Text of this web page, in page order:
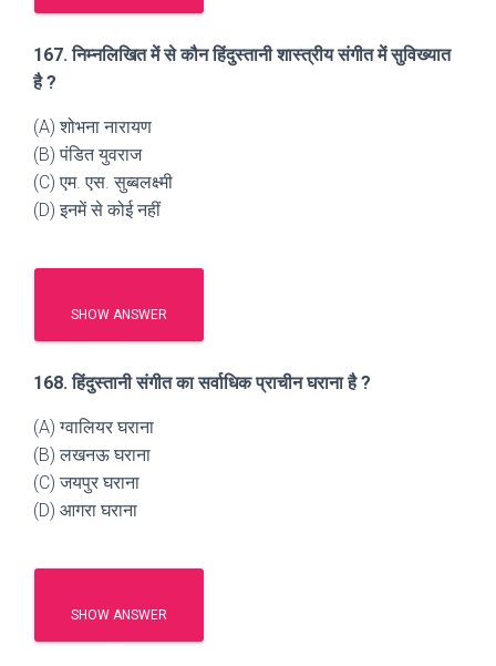
167. निम्नलिखित में से कौन हिंदुस्तानी शास्त्रीय संगीत में सुविख्यात
है ?
(A) शोभना नारायण
(B) पंडित युवराज
(C) एम. एस. सुब्बलक्ष्मी
(D) इनमें से कोई नहीं
SHOW ANSWER
168. हिंदुस्तानी संगीत का सर्वाधिक प्राचीन घराना है ?
(A) ग्वालियर घराना
(B) लखनऊ घराना
(C) जयपुर घराना
(D) आगरा घराना
SHOW ANSWER